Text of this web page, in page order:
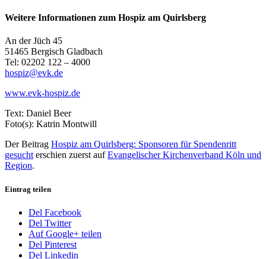
Weitere Informationen zum Hospiz am Quirlsberg
An der Jüch 45
51465 Bergisch Gladbach
Tel: 02202 122 – 4000
hospiz@evk.de
www.evk-hospiz.de
Text: Daniel Beer
Foto(s): Katrin Montwill
Der Beitrag Hospiz am Quirlsberg: Sponsoren für Spendenritt
gesucht erschien zuerst aufEvangelischer Kirchenverband Köln und
Region.
Eintrag teilen
Del Facebook
Del Twitter
Auf Google+ teilen
Del Pinterest
Del Linkedin